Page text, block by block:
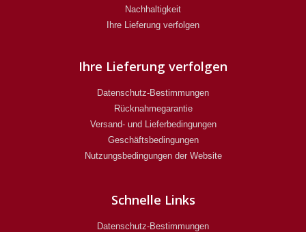
Nachhaltigkeit
Ihre Lieferung verfolgen
Ihre Lieferung verfolgen
Datenschutz-Bestimmungen
Rücknahmegarantie
Versand- und Lieferbedingungen
Geschäftsbedingungen
Nutzungsbedingungen der Website
Schnelle Links
Datenschutz-Bestimmungen